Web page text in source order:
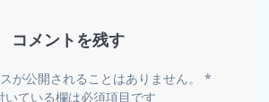
コメントを残す
が公開されることはありません。
*
いている欄は必須項目です